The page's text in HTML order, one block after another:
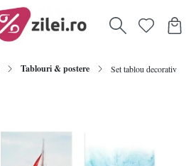
Tablouri & postere Set tablou decorativ